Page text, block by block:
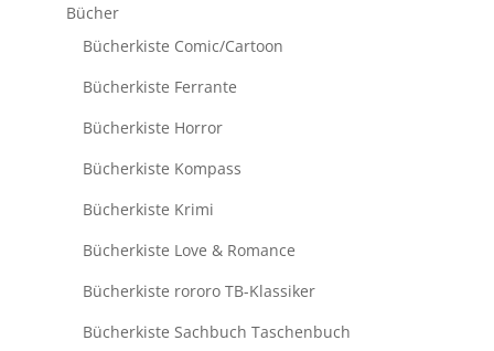
Bücher
Bücherkiste Comic/Cartoon
Bücherkiste Ferrante
Bücherkiste Horror
Bücherkiste Kompass
Bücherkiste Krimi
Bücherkiste Love & Romance
Bücherkiste rororo TB-Klassiker
Bücherkiste Sachbuch Taschenbuch